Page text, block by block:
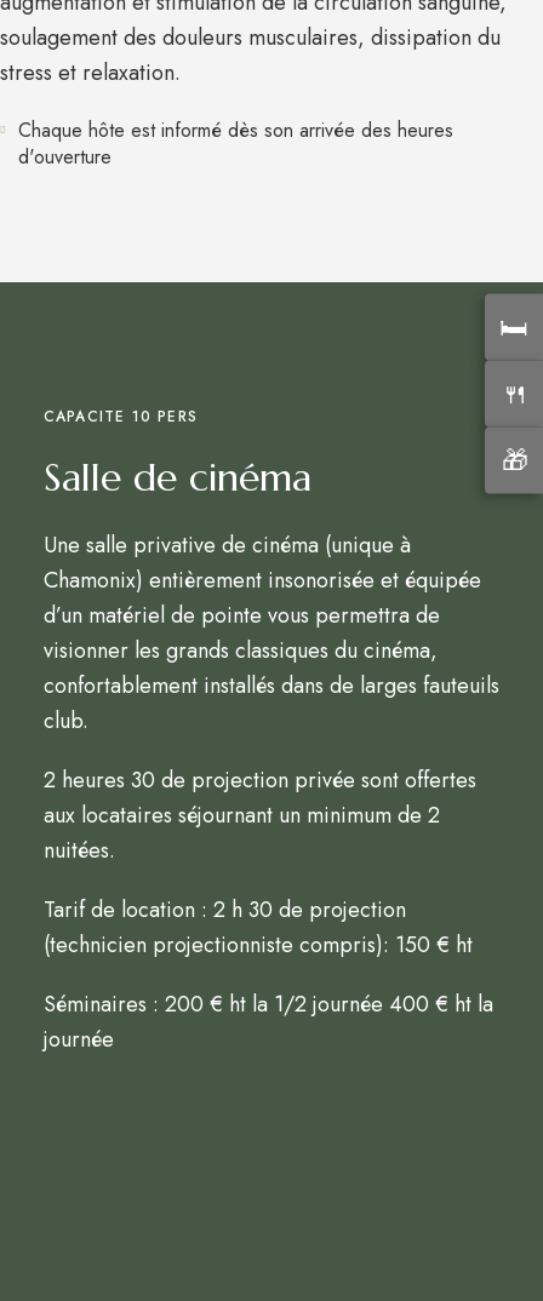
soulagement des douleurs musculaires, dissipation du
stress et relaxation.
Chaque hôte est informé dès son arrivée des heures
d'ouverture
CAPACITE 10 PERS
Salle de cinéma
Une salle privative de cinéma (unique à
Chamonix) entièrement insonorisée et équipée
d’un matériel de pointe vous permettra de
visionner les grands classiques du cinéma,
confortablement installés dans de larges fauteuils
club.
2 heures 30 de projection privée sont offertes
aux locataires séjournant un minimum de 2
nuitées.
Tarif de location : 2 h 30 de projection
(technicien projectionniste compris): 150 € ht
Séminaires : 200 € ht la 1/2 journée 400 € ht la
journée
🛏️
🍴
🎁